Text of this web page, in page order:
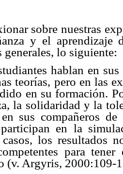
sobre nuestras
y el aprendizaje
generales, lo siguiente:
hablan en
teorías, pero en las
en su formación.
la solidaridad y la
sus compañeros
en la
los resultados
para
(v. Argyris, 2000:109-